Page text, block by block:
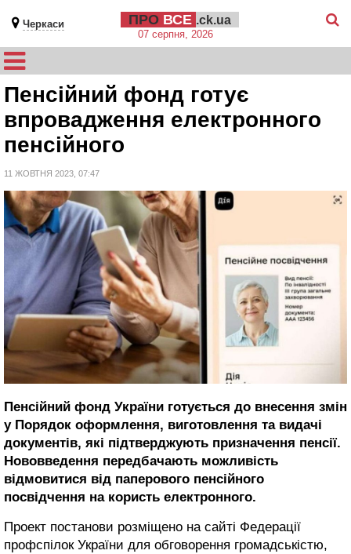
Черкаси ПРО ВСЕ .ck.ua
07 серпня, 2026
Пенсійний фонд готує
впровадження електронного
пенсійного
11 ЖОВТНЯ 2023, 07:47
Пенсійний фонд України готується до внесення змін
у Порядок оформлення, виготовлення та видачі
документів, які підтверджують призначення пенсії.
Нововведення передбачають можливість
відмовитися від паперового пенсійного
посвідчення на користь електронного.
Проект постанови розміщено на сайті Федерації
профспілок України для обговорення громадськістю,